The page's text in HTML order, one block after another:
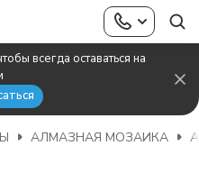
всегда оставаться на
АЛМАЗНАЯ МОЗАИКА